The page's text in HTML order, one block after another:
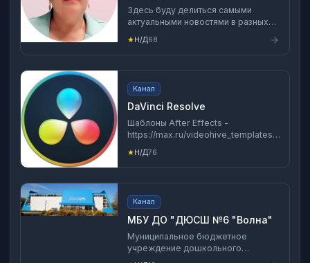
Здесь буду делиться самыми
актуальными новостями в разных
сферах: продвижение, встречи,
мероприятия.
★Н/Д68
Канал
DaVinci Resolve
Шаблоны After Effects -
https://max.ru/videohive_templates
Шаблоны PremierePro -
https://max.ru/PremierePro_templates
Шаблоны DaVinci Resolve -
https://max.ru/DaVinci_Resolve_Templates
★Н/Д76
Канал
МБУ ДО "ДЮСШ №6 "Волна"
Муниципальное бюджетное
учреждение дошкольного
образования "Детско-юношеская